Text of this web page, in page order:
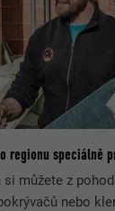
regionu speciálně
můžete z
nebo